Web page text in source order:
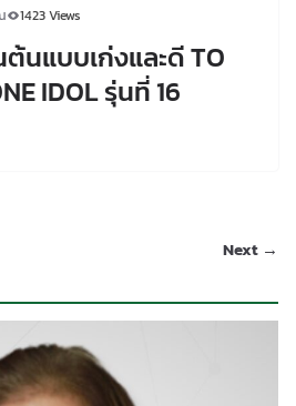
1423 Views
นแบบเก่งและดี TO
IDOL รุ่นที่ 16
Next →